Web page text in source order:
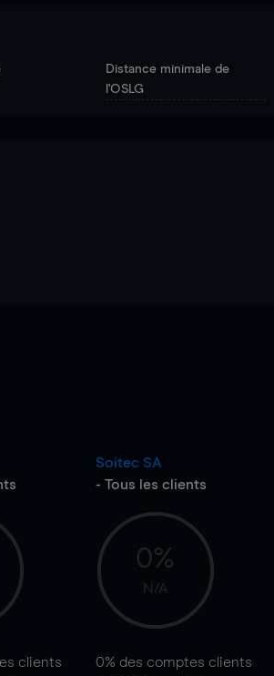
Distance minimale de
l'OSLG
clients
Soitec SA
- Tous les clients
0%
N/A
0% des comptes clients